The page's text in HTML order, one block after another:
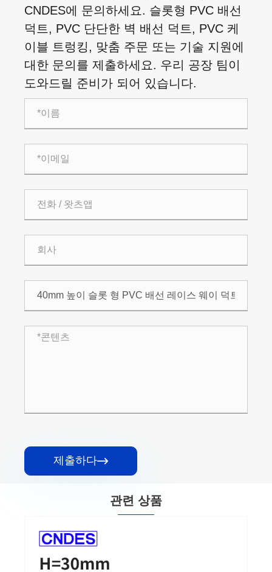
CNDES에 문의하세요. 슬롯형 PVC 배선
덕트, PVC 단단한 벽 배선 덕트, PVC 케
이블 트렁킹, 맞춤 주문 또는 기술 지원에
대한 문의를 제출하세요. 우리 공장 팀이
도와드릴 준비가 되어 있습니다.
제출하다
관련 상품